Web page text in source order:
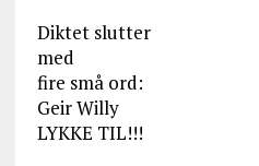
Diktet slutter
med
fire små ord:
Geir Willy
LYKKE TIL!!!